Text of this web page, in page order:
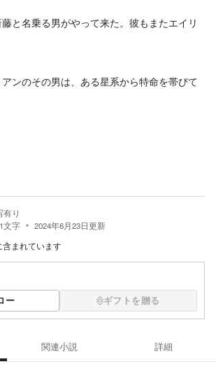
と名乗る男がやって来た。彼もまたエイリ
ンのその男は、ある星系から特命を帯びて
有り
文字 2024年6月23日更新
まれています
ー ギフトを贈る
関連小説 詳細